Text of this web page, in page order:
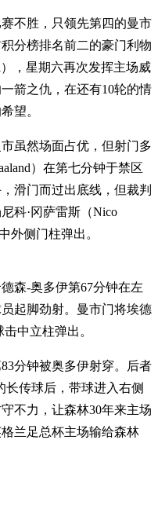
不胜，只领先第四的曼市
分榜排名前二的豪门利物
，星期六再次发挥主场威
箭之仇，在还有10轮的情
望。
虽然场面占优，但射门多
）在第七分钟于禁区
滑门而过出底线，但裁判
科·冈萨雷斯（Nico
外侧门柱弹出。
森-奥多伊第67分钟在左
起脚劲射。曼市门将埃德
中立柱弹出。
分钟被奥多伊射穿。后者
长传球后，带球进入右侧
不力，让森林30年来主场
兰足总杯主场输给森林